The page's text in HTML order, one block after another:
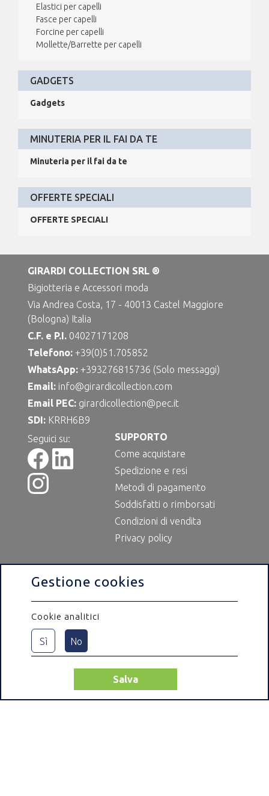
Elastici per capelli
Fasce per capelli
Forcine per capelli
Mollette/Barrette per capelli
GADGETS
Gadgets
MINUTERIA PER IL FAI DA TE
Minuteria per il fai da te
OFFERTE SPECIALI
OFFERTE SPECIALI
GIRARDI COLLECTION SRL ®
Bigiotteria e Accessori moda
Via Andrea Costa, 17 - 40013 Castel Maggiore
(Bologna) Italia
C.F. e P.I. 04027171208
Telefono:+39(0)51.705852
WhatsApp: +393276815736 (Solo messaggi)
Email: info@girardicollection.com
Email PEC: girardicollection@pec.it
SDI: KRRH6B9
Seguici su:
SUPPORTO
Come acquistare
Spedizione e resi
Metodi di pagamento
Soddisfatti o rimborsati
Condizioni di vendita
Privacy policy
Gestione cookies
Sì No
Cookie analitici
Salva